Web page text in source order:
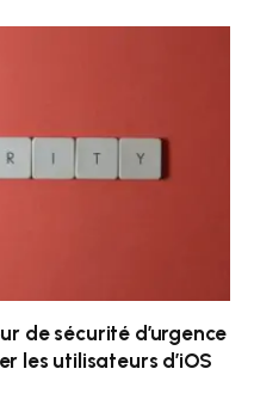
de sécurité d’urgence
les utilisateurs d’iOS